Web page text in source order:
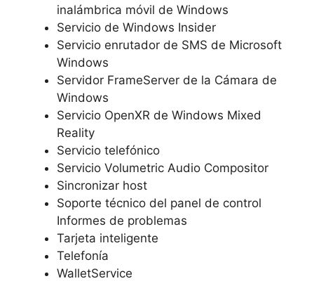
inalámbrica móvil de Windows
Servicio de Windows Insider
Servicio enrutador de SMS de Microsoft
Windows
Servidor FrameServer de la Cámara de
Windows
Servicio OpenXR de Windows Mixed
Reality
Servicio telefónico
Servicio Volumetric Audio Compositor
Sincronizar host
Soporte técnico del panel de control
Informes de problemas
Tarjeta inteligente
Telefonía
WalletService